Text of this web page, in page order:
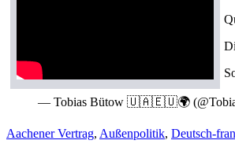
— Tobias Bütow 🇺🇦🇪🇺🌍
Aachener Vertrag, Außenpolitik, Deutsch-